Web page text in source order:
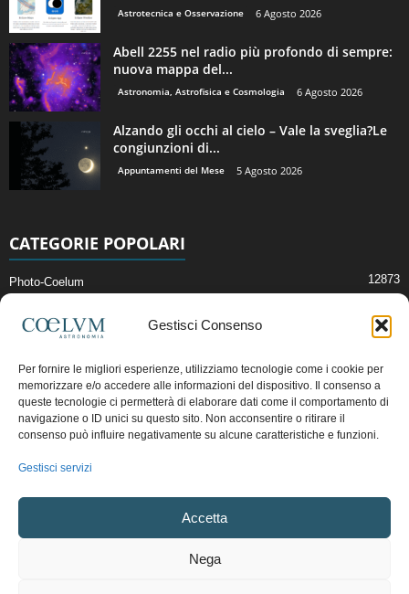
Gestisci Consenso
Per fornire le migliori esperienze, utilizziamo tecnologie come i cookie per
memorizzare e/o accedere alle informazioni del dispositivo. Il consenso a
queste tecnologie ci permetterà di elaborare dati come il comportamento di
navigazione o ID unici su questo sito. Non acconsentire o ritirare il
consenso può influire negativamente su alcune caratteristiche e funzioni.
Gestisci servizi
Accetta
Nega
Astrotecnica e Osservazione 6 Agosto 2026
Abell 2255 nel radio più profondo di sempre:
nuova mappa del...
Astronomia, Astrofisica e Cosmologia 6 Agosto 2026
Alzando gli occhi al cielo – Vale la sveglia?Le
congiunzioni di...
Appuntamenti del Mese 5 Agosto 2026
CATEGORIE POPOLARI
Photo-Coelum 12873
News di Astronomia 2409
Cielo del Mese
Astronomia, Astrofisica e Cosmologia
Articoli e Risorse On-Line
Copyright © 1997 - 2024 vietata la riproduzione.